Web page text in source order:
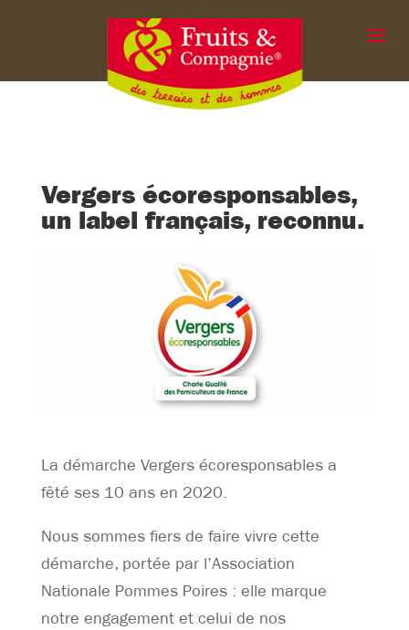
Vergers écoresponsables,
un label français, reconnu.
La démarche Vergers écoresponsables a
fêté ses 10 ans en 2020.
Nous sommes fiers de faire vivre cette
démarche, portée par l’Association
Nationale Pommes Poires : elle marque
notre engagement et celui de nos